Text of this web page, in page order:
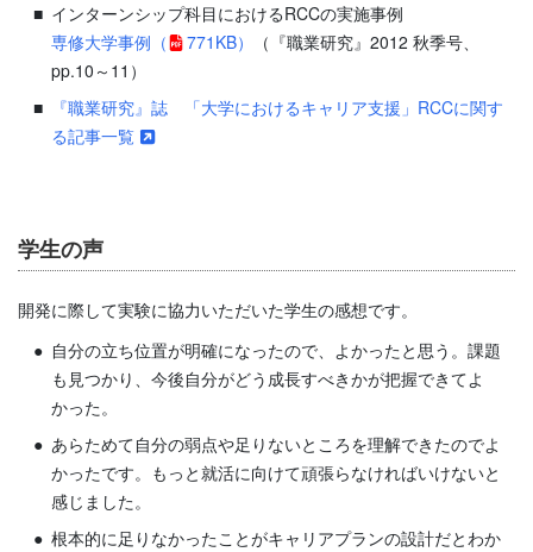
インターンシップ科目におけるRCCの実施事例
専修大学事例 （ 771KB）
（『職業研究』2012 秋季号、
pp.10～11）
『職業研究』誌 「大学におけるキャリア支援」RCCに関す
る記事一覧
学生の声
開発に際して実験に協力いただいた学生の感想です。
自分の立ち位置が明確になったので、よかったと思う。課題
も見つかり、今後自分がどう成長すべきかが把握できてよ
かった。
あらためて自分の弱点や足りないところを理解できたのでよ
かったです。もっと就活に向けて頑張らなければいけないと
感じました。
根本的に足りなかったことがキャリアプランの設計だとわか